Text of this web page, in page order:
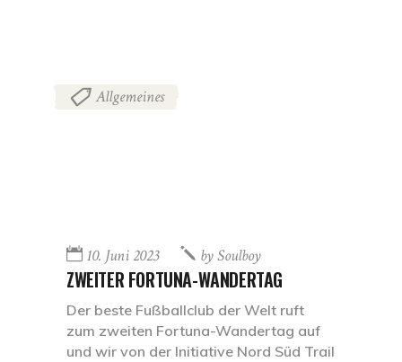
Allgemeines
10. Juni 2023 bySoulboy
ZWEITER FORTUNA-WANDERTAG
Der beste Fußballclub der Welt ruft
zum zweiten Fortuna-Wandertag auf
und wir von der Initiative Nord Süd Trail